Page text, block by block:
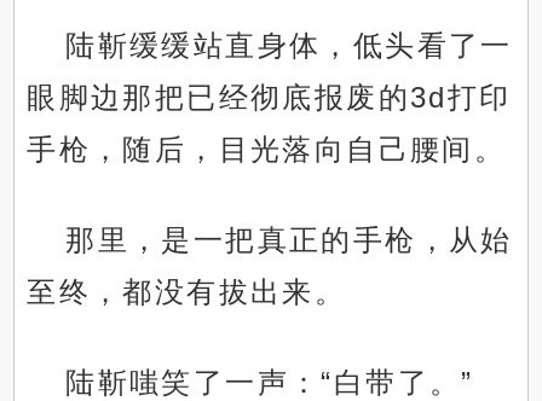
陆靳缓缓站直身体，低头看了一
眼脚边那把已经彻底报废的3d打印
手枪，随后，目光落向自己腰间。
那里，是一把真正的手枪，从始
至终，都没有拔出来。
陆靳嗤笑了一声：“白带了。”